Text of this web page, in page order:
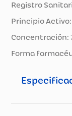
Registro
Principio Activo:
Concentración:
Forma